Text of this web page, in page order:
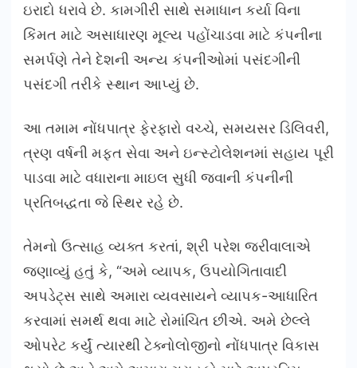
ઇરાદો ધરાવે છે. કામગીરી સાથે સમાધાન કર્યા વિના
કિંમત માટે અસાધારણ મૂલ્ય પહોંચાડવા માટે કંપનીના
સમર્પણે તેને દેશની અન્ય કંપનીઓમાં પસંદગીની
પસંદગી તરીકે સ્થાન આપ્યું છે.
આ તમામ નોંધપાત્ર ફેરફારો વચ્ચે, સમયસર ડિલિવરી,
ત્રણ વર્ષની મફત સેવા અને ઇન્સ્ટોલેશનમાં સહાય પૂરી
પાડવા માટે વધારાના માઇલ સુધી જવાની કંપનીની
પ્રતિબદ્ધતા જે સ્થિર રહે છે.
તેમનો ઉત્સાહ વ્યક્ત કરતાં, શ્રી પરેશ જરીવાલાએ
જણાવ્યું હતું કે, “અમે વ્યાપક, ઉપયોગિતાવાદી
અપડેટ્સ સાથે અમારા વ્યવસાયને વ્યાપક-આધારિત
કરવામાં સમર્થ થવા માટે રોમાંચિત છીએ. અમે છેલ્લે
ઓપરેટ કર્યું ત્યારથી ટેક્નોલોજીનો નોંધપાત્ર વિકાસ